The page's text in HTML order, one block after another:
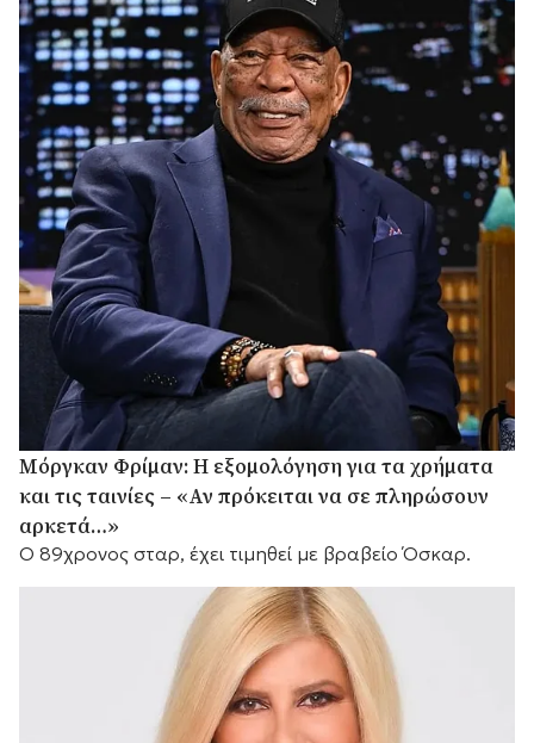
Μόργκαν Φρίμαν: Η εξομολόγηση για τα χρήματα
και τις ταινίες – «Αν πρόκειται να σε πληρώσουν
αρκετά…»
Ο 89χρονος σταρ, έχει τιμηθεί με βραβείο Όσκαρ.